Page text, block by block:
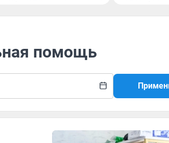
помощь